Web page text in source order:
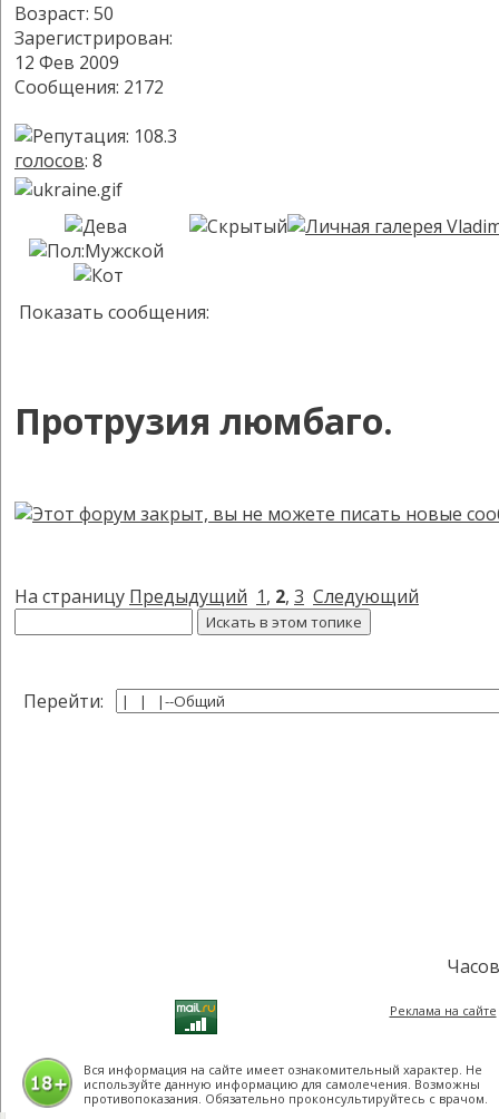
Возраст: 50
Зарегистрирован:
12 Фев 2009
Сообщения: 2172
голосов: 8
Показать сообщения:
Протрузия люмбаго.
На страницу Предыдущий 1, 2, 3 Следующий
Перейти:
Реклама на сайте
Вся информация на сайте имеет ознакомительный характер. Не
используйте данную информацию для самолечения. Возможны
противопоказания. Обязательно проконсультируйтесь с врачом.